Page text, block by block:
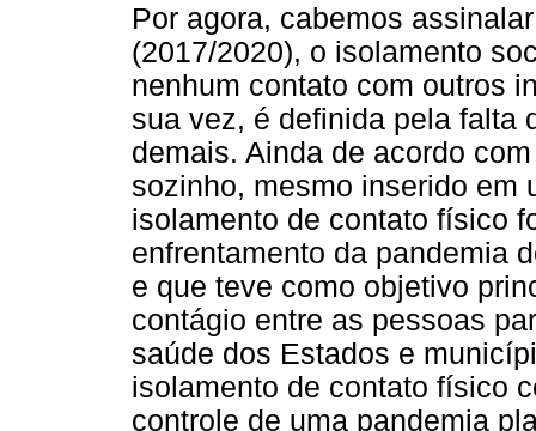
Por agora, cabemos
(2017/2020), o isolamento
nenhum contato com outros
sua vez, é definida pela falta
demais. Ainda de acordo
sozinho, mesmo inserido em
isolamento de contato físico
enfrentamento da pandemia
e que teve como objetivo
contágio entre as pessoas
saúde dos Estados e
isolamento de contato físico
controle de uma pandemia